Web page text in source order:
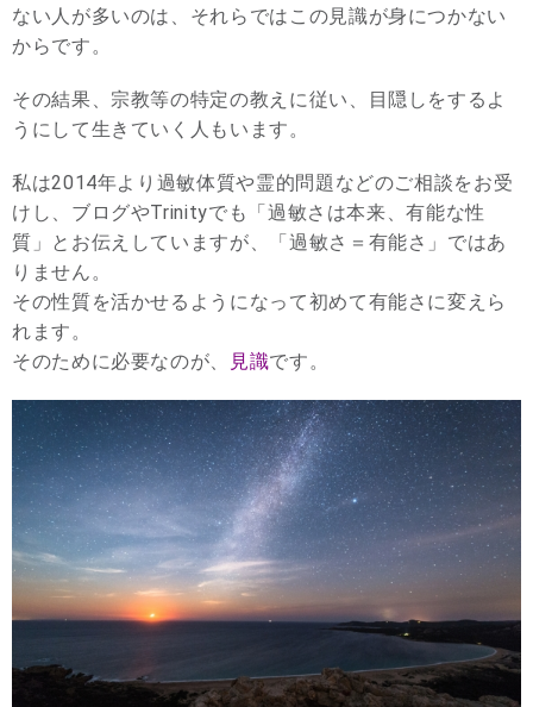
ない人が多いのは、それらではこの見識が身につかない
からです。
その結果、宗教等の特定の教えに従い、目隠しをするよ
うにして生きていく人もいます。
私は2014年より過敏体質や霊的問題などのご相談をお受
けし、ブログやTrinityでも「過敏さは本来、有能な性
質」とお伝えしていますが、「過敏さ＝有能さ」ではあ
りません。
その性質を活かせるようになって初めて有能さに変えら
れます。
そのために必要なのが、
見識です。